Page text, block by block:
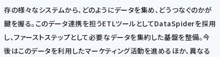
存の様々なシステムから、どのようにデータを集め、どうつなぐのかが
鍵を握る。このデータ連携を担うETLツールとしてDataSpiderを採用
し、ファーストステップとして必要なデータを集約した基盤を整備。今
後はこのデータを利用したマーケティング活動を進めるほか、異なる